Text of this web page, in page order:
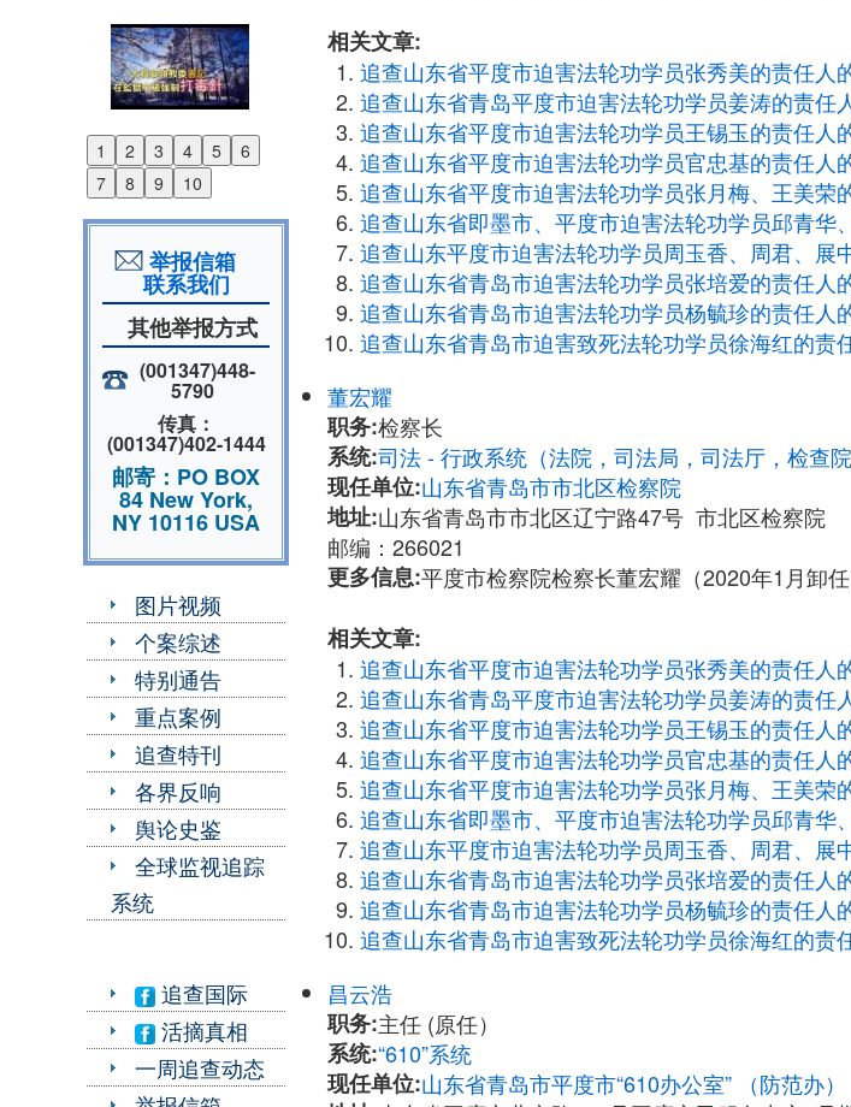
1 2 3 4 5
6
7
8 9 10
Previous
Next
举报信箱
联系我们
其他举报方式
(001347)448-
5790
传真：
(001347)402-1444
邮寄：PO BOX
84 New York,
NY 10116 USA
图片视频
个案综述
特别通告
重点案例
追查特刊
各界反响
舆论史鉴
全球监视追踪
系统
追查国际
活摘真相
一周追查动态
相关文章:
追查山东省平度市迫害法轮功学员张秀美的责任人
追查山东省青岛平度市迫害法轮功学员姜涛的责任
追查山东省平度市迫害法轮功学员王锡玉的责任人
追查山东省平度市迫害法轮功学员官忠基的责任人
追查山东省平度市迫害法轮功学员张月梅、王美荣
追查山东省即墨市、平度市迫害法轮功学员邱青
追查山东平度市迫害法轮功学员周玉香、周君、展
追查山东省青岛市迫害法轮功学员张培爱的责任人
追查山东省青岛市迫害法轮功学员杨毓珍的责任人
追查山东省青岛市迫害致死法轮功学员徐海红的责
董宏耀
职务:检察长
系统:司法 - 行政系统（法院，司法局，司法厅，检查院
现任单位:山东省青岛市市北区检察院
地址:山东省青岛市市北区辽宁路47号 市北区检察院
邮编：266021
更多信息:平度市检察院检察长董宏耀（2020年1月卸
相关文章:
追查山东省平度市迫害法轮功学员张秀美的责任人
追查山东省青岛平度市迫害法轮功学员姜涛的责任
追查山东省平度市迫害法轮功学员王锡玉的责任人
追查山东省平度市迫害法轮功学员官忠基的责任人
追查山东省平度市迫害法轮功学员张月梅、王美荣
追查山东省即墨市、平度市迫害法轮功学员邱青
追查山东平度市迫害法轮功学员周玉香、周君、展
追查山东省青岛市迫害法轮功学员张培爱的责任人
追查山东省青岛市迫害法轮功学员杨毓珍的责任人
追查山东省青岛市迫害致死法轮功学员徐海红的责
昌云浩
职务:主任 (原任）
系统:“610”系统
现任单位:山东省青岛市平度市“610办公室” （防范办）